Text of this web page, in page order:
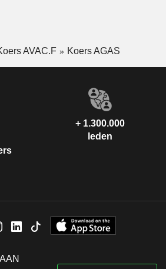
AVAC.F Koers AGAS
+ 1.300.000
leden